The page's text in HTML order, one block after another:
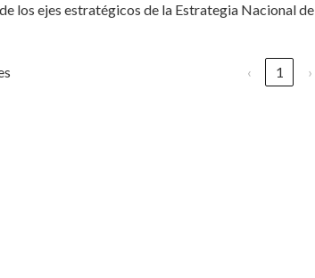
los ejes estratégicos de la Estrategia Nacional de
‹ 1 ›